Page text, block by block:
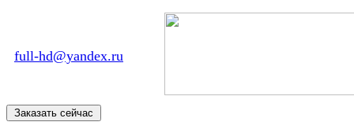
full-hd@yandex.ru